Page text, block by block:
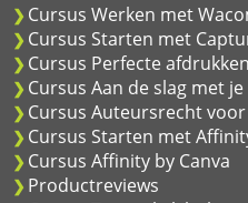
Cursus Werken met
Cursus Starten met
Cursus Perfecte
Cursus Aan de slag met
Cursus Auteursrecht
Cursus Starten met
Cursus Affinity by Canva
Productreviews